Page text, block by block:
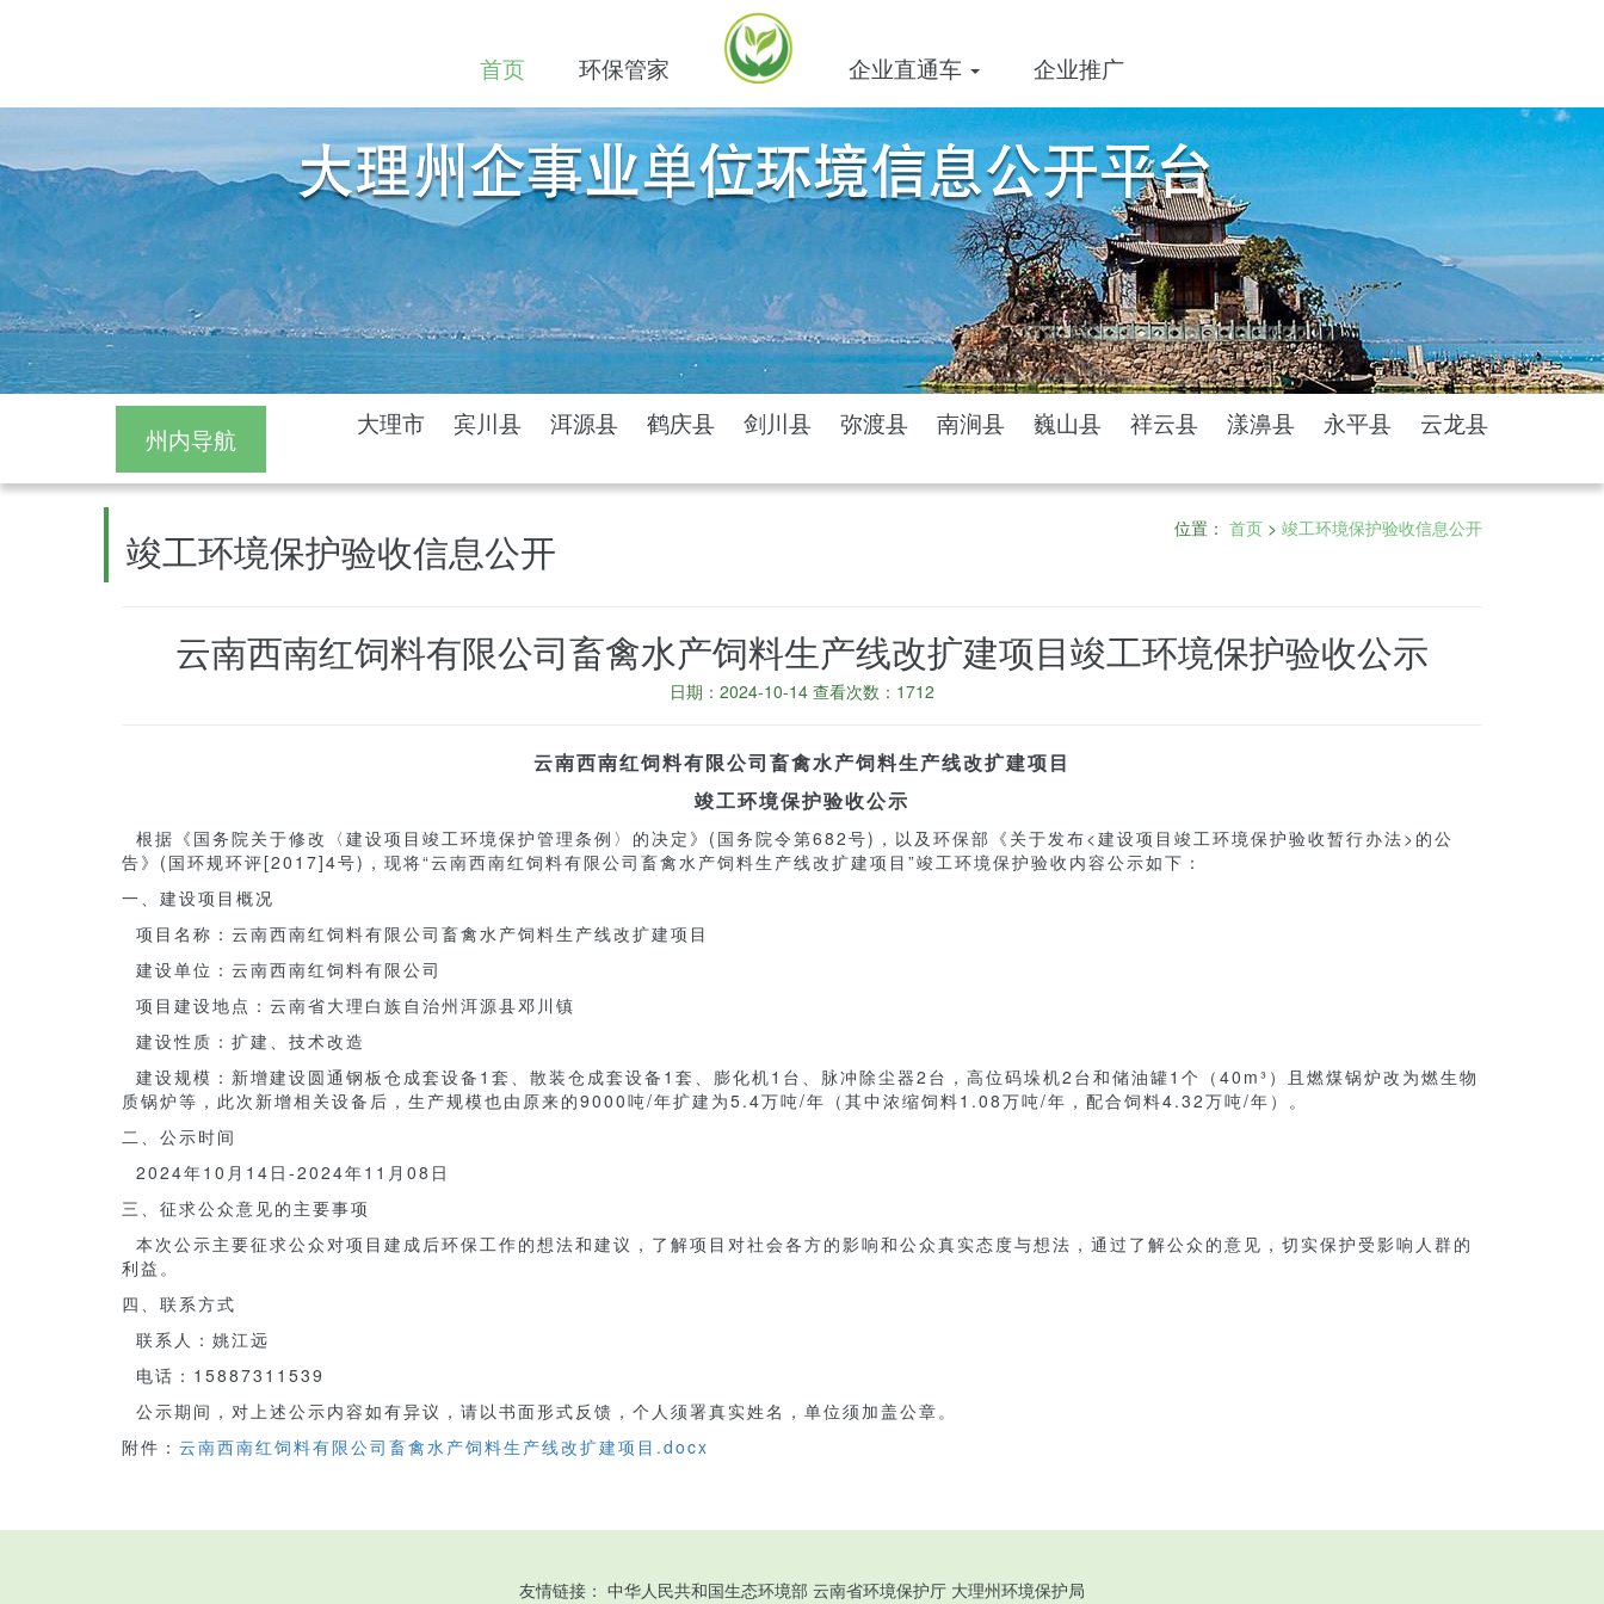
首页 环保管家 企业直通车 企业推广
州内导航
大理市 宾川县 洱源县 鹤庆县 剑川县 弥渡县 南涧县 巍山县 祥云县 漾濞县 永平县 云龙县
竣工环境保护验收信息公开 位置： 首页 > 竣工环境保护验收信息公开
云南西南红饲料有限公司畜禽水产饲料生产线改扩建项目竣工环境保护验收公示
日期：2024-10-14 查看次数：1712
云南西南红饲料有限公司畜禽水产饲料生产线改扩建项目
竣工环境保护验收公示
根据《国务院关于修改〈建设项目竣工环境保护管理条例〉的决定》(国务院令第682号)，以及环保部《关于发布<建设项目竣工环境保护验收暂行办法>的公
告》(国环规环评[2017]4号)，现将“云南西南红饲料有限公司畜禽水产饲料生产线改扩建项目”竣工环境保护验收内容公示如下：
一、建设项目概况
项目名称：云南西南红饲料有限公司畜禽水产饲料生产线改扩建项目
建设单位：云南西南红饲料有限公司
项目建设地点：云南省大理白族自治州洱源县邓川镇
建设性质：扩建、技术改造
建设规模：新增建设圆通钢板仓成套设备1套、散装仓成套设备1套、膨化机1台、脉冲除尘器2台，高位码垛机2台和储油罐1个（40m³）且燃煤锅炉改为燃生物
质锅炉等，此次新增相关设备后，生产规模也由原来的9000吨/年扩建为5.4万吨/年（其中浓缩饲料1.08万吨/年，配合饲料4.32万吨/年）。
二、公示时间
2024年10月14日-2024年11月08日
三、征求公众意见的主要事项
本次公示主要征求公众对项目建成后环保工作的想法和建议，了解项目对社会各方的影响和公众真实态度与想法，通过了解公众的意见，切实保护受影响人群的
利益。
四、联系方式
联系人：姚江远
电话：15887311539
公示期间，对上述公示内容如有异议，请以书面形式反馈，个人须署真实姓名，单位须加盖公章。
附件： 云南西南红饲料有限公司畜禽水产饲料生产线改扩建项目.docx
友情链接： 中华人民共和国生态环境部 云南省环境保护厅 大理州环境保护局